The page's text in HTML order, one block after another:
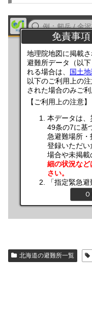
北海道の避難所一覧